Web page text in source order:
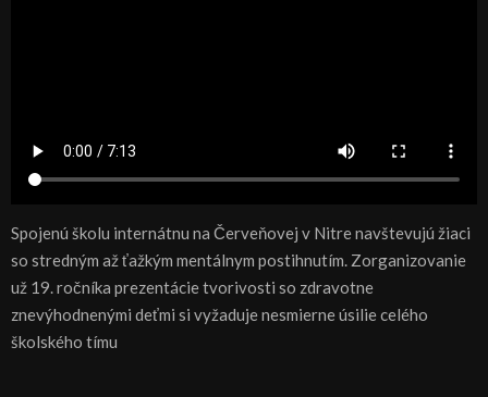
Spojenú školu internátnu na Červeňovej v Nitre navštevujú žiaci
so stredným až ťažkým mentálnym postihnutím. Zorganizovanie
už 19. ročníka prezentácie tvorivosti so zdravotne
znevýhodnenými deťmi si vyžaduje nesmierne úsilie celého
školského tímu